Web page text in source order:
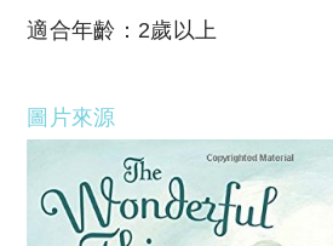
適合年齡：2歲以上
圖片來源